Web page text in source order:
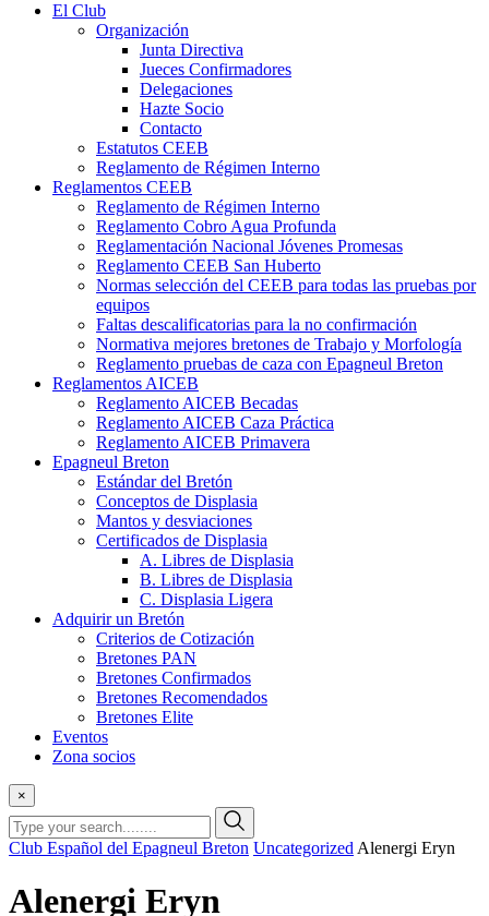
El Club
Organización
Junta Directiva
Jueces Confirmadores
Delegaciones
Hazte Socio
Contacto
Estatutos CEEB
Reglamento de Régimen Interno
Reglamentos CEEB
Reglamento de Régimen Interno
Reglamento Cobro Agua Profunda
Reglamentación Nacional Jóvenes Promesas
Reglamento CEEB San Huberto
Normas selección del CEEB para todas las pruebas por
equipos
Faltas descalificatorias para la no confirmación
Normativa mejores bretones de Trabajo y Morfología
Reglamento pruebas de caza con Epagneul Breton
Reglamentos AICEB
Reglamento AICEB Becadas
Reglamento AICEB Caza Práctica
Reglamento AICEB Primavera
Epagneul Breton
Estándar del Bretón
Conceptos de Displasia
Mantos y desviaciones
Certificados de Displasia
A. Libres de Displasia
B. Libres de Displasia
C. Displasia Ligera
Adquirir un Bretón
Criterios de Cotización
Bretones PAN
Bretones Confirmados
Bretones Recomendados
Bretones Elite
Eventos
Zona socios
×
Club Español del Epagneul Breton Uncategorized Alenergi Eryn
Alenergi Eryn